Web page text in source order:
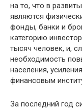
на то, что в
являются
фонды, банки и
категорию
тысяч человек, и,
необходимость
населения,
финансовым
За последний год